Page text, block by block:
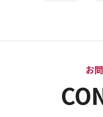
お